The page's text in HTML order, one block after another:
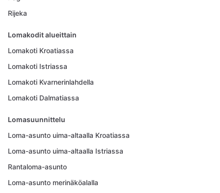
Rijeka
Lomakodit alueittain
Lomakoti Kroatiassa
Lomakoti Istriassa
Lomakoti Kvarnerinlahdella
Lomakoti Dalmatiassa
Lomasuunnittelu
Loma-asunto uima-altaalla Kroatiassa
Loma-asunto uima-altaalla Istriassa
Rantaloma-asunto
Loma-asunto merinäköalalla